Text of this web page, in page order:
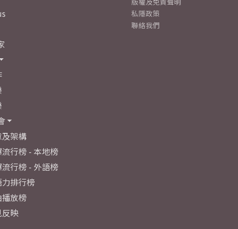
架構
行榜 - 本地榜
行榜 - 外語榜
排行榜
放榜
映
私隱政策
聯絡我們